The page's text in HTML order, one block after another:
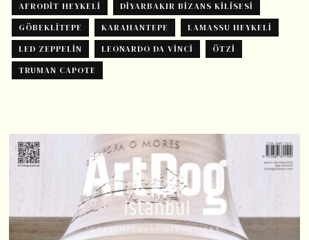
AFRODIT HEYKELI
DIYARBAKIR BIZANS KILISESI
GÖBEKLITEPE
KARAHANTEPE
LAMASSU HEYKELI
LED ZEPPELIN
LEONARDO DA VINCI
ÖTZI
TRUMAN CAPOTE